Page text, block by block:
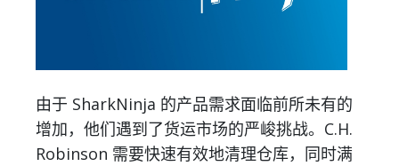
由于 SharkNinja 的产品需求面临前所未有的
增加，他们遇到了货运市场的严峻挑战。C.H.
Robinson 需要快速有效地清理仓库，同时满